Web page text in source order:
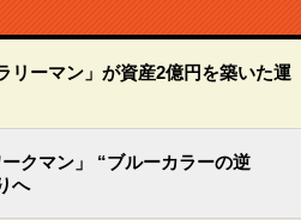
リーマン」が資産2億円を築いた運
クマン」 “ブルーカラーの逆
へ